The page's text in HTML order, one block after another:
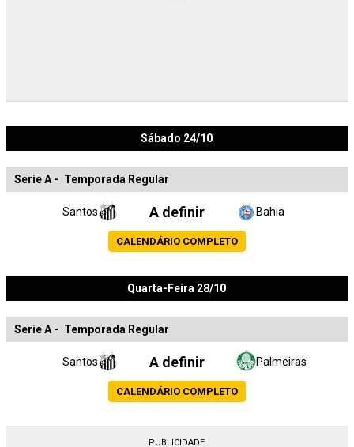
Sábado 24/10
Serie A - Temporada Regular
Santos A definir Bahia
CALENDÁRIO COMPLETO
Quarta-Feira 28/10
Serie A - Temporada Regular
Santos A definir Palmeiras
CALENDÁRIO COMPLETO